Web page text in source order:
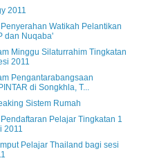
2011
Watikah Pelantikan
dan Nuqaba'
Minggu Silaturrahim Tingkatan
2011
Pengantarabangsaan
di Songkhla, T...
Sistem Rumah
Pelajar Tingkatan 1
2011
Pelajar Thailand bagi sesi